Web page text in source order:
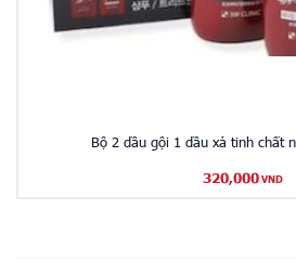
Bộ 2 dầu gội 1 dầu xả tinh chất
320,000 VND